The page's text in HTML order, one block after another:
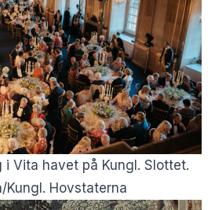
i Vita havet på Kungl. Slottet.
Kungl. Hovstaterna